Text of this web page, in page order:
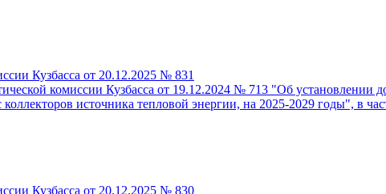
Кузбасса от 20.12.2025 № 831
комиссии Кузбасса от 19.12.2024 № 713 "Об установлении
источника тепловой энергии, на 2025-2029 годы", в
Кузбасса от 20.12.2025 № 830